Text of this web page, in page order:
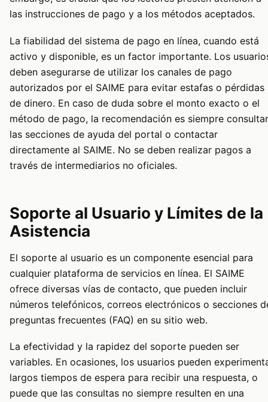
las instrucciones de pago y a los métodos aceptados.
La fiabilidad del sistema de pago en línea, cuando está
activo y disponible, es un factor importante. Los
deben asegurarse de utilizar los canales de pago
autorizados por el SAIME para evitar estafas o pérdidas
de dinero. En caso de duda sobre el monto exacto o el
método de pago, la recomendación es siempre consultar
las secciones de ayuda del portal o contactar
directamente al SAIME. No se deben realizar pagos a
través de intermediarios no oficiales.
Soporte al Usuario y Límites de la
Asistencia
El soporte al usuario es un componente esencial para
cualquier plataforma de servicios en línea. El SAIME
ofrece diversas vías de contacto, que pueden incluir
números telefónicos, correos electrónicos o secciones
preguntas frecuentes (FAQ) en su sitio web.
La efectividad y la rapidez del soporte pueden ser
variables. En ocasiones, los usuarios pueden
largos tiempos de espera para recibir una respuesta, o
puede que las consultas no siempre resulten en una